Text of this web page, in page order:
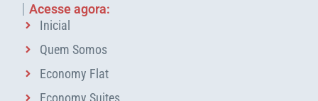
Acesse agora:
Inicial
Quem Somos
Economy Flat
Economy Suites